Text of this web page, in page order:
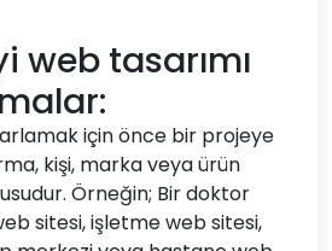
web tasarımı
için önce bir projeye
kişi, marka veya ürün
Örneğin; Bir doktor
sitesi, işletme web sitesi,